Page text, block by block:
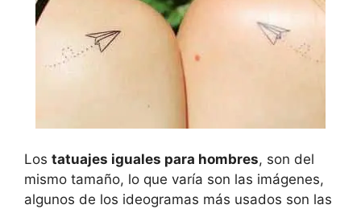
Los tatuajes iguales para hombres, son del
mismo tamaño, lo que varía son las imágenes,
algunos de los ideogramas más usados son las